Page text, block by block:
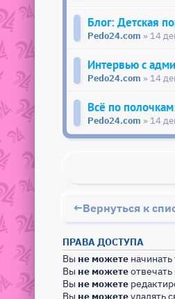
Блог: Детская
Pedo24.com » 14
Интервью с
Pedo24.com » 14
Всё по
Pedo24.com » 14
Вернуться к
ПРАВА ДОСТУПА
Вы не можете
Вы не можете
Вы не можете
Вы не можетеудалять